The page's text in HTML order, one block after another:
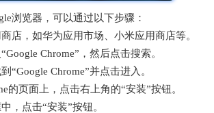
浏览器，可以通过以下步骤：
店，如华为应用市场、小米应用商店等。
Chrome”，然后点击搜索。
“Google Chrome”并点击进入。
的页面上，点击右上角的“安装”按钮。
，点击“安装”按钮。